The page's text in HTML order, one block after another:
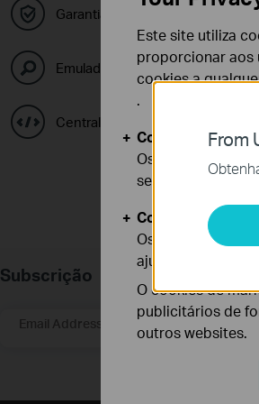
Garantia e Política RMA
Emuladores TP-Link
Central de Códigos GPL
Subscrição
Email Address
From
Este site utiliza
proporcionar aos
cookies a
.
Cookies Básicos
Os cookies são
seus sistemas.
Cookies de
Os cookies de
ajustar a
O cookies de
publicitários de
outros websites.